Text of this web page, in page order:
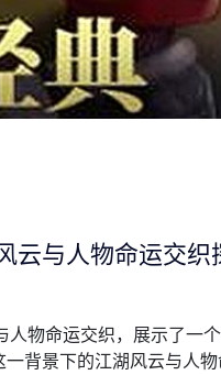
云与人物命运交织
人物命运交织，展示了一
背景下的江湖风云与人